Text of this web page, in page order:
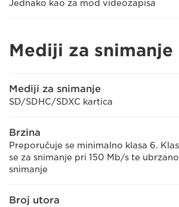
Jednako kao za mod videozapisa
Mediji za snimanje
Mediji za snimanje
SD/SDHC/SDXC kartica
Brzina
Preporučuje se minimalno klasa 6.
se za snimanje pri 150 Mb/s te
snimanje
Broj utora